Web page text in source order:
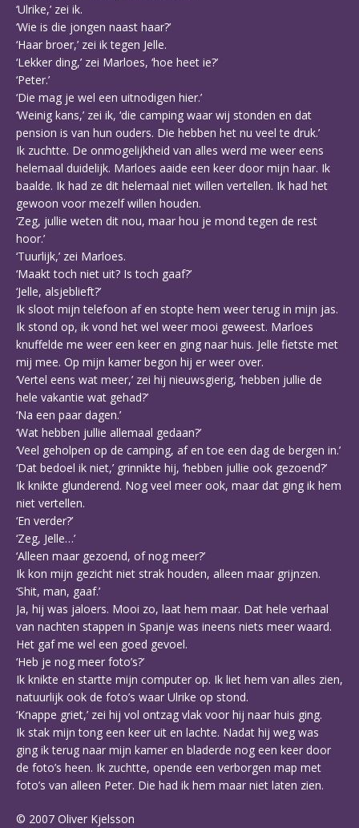
‘Ulrike,’ zei ik.
‘Wie is die jongen naast haar?’
‘Haar broer,’ zei ik tegen Jelle.
‘Lekker ding,’ zei Marloes, ‘hoe heet ie?’
‘Peter.’
‘Die mag je wel een uitnodigen hier.’
‘Weinig kans,’ zei ik, ‘die camping waar wij stonden en dat
pension is van hun ouders. Die hebben het nu veel te druk.’
Ik zuchtte. De onmogelijkheid van alles werd me weer eens
helemaal duidelijk. Marloes aaide een keer door mijn haar. Ik
baalde. Ik had ze dit helemaal niet willen vertellen. Ik had het
gewoon voor mezelf willen houden.
‘Zeg, jullie weten dit nou, maar hou je mond tegen de rest
hoor.’
‘Tuurlijk,’ zei Marloes.
‘Maakt toch niet uit? Is toch gaaf?’
‘Jelle, alsjeblieft?’
Ik sloot mijn telefoon af en stopte hem weer terug in mijn jas.
Ik stond op, ik vond het wel weer mooi geweest. Marloes
knuffelde me weer een keer en ging naar huis. Jelle fietste met
mij mee. Op mijn kamer begon hij er weer over.
‘Vertel eens wat meer,’ zei hij nieuwsgierig, ‘hebben jullie de
hele vakantie wat gehad?’
‘Na een paar dagen.’
‘Wat hebben jullie allemaal gedaan?’
‘Veel geholpen op de camping, af en toe een dag de bergen in.’
‘Dat bedoel ik niet,’ grinnikte hij, ‘hebben jullie ook gezoend?’
Ik knikte glunderend. Nog veel meer ook, maar dat ging ik hem
niet vertellen.
‘En verder?’
‘Zeg, Jelle…’
‘Alleen maar gezoend, of nog meer?’
Ik kon mijn gezicht niet strak houden, alleen maar grijnzen.
‘Shit, man, gaaf.’
Ja, hij was jaloers. Mooi zo, laat hem maar. Dat hele verhaal
van nachten stappen in Spanje was ineens niets meer waard.
Het gaf me wel een goed gevoel.
‘Heb je nog meer foto’s?’
Ik knikte en startte mijn computer op. Ik liet hem van alles zien,
natuurlijk ook de foto’s waar Ulrike op stond.
‘Knappe griet,’ zei hij vol ontzag vlak voor hij naar huis ging.
Ik stak mijn tong een keer uit en lachte. Nadat hij weg was
ging ik terug naar mijn kamer en bladerde nog een keer door
de foto’s heen. Ik zuchtte, opende een verborgen map met
foto’s van alleen Peter. Die had ik hem maar niet laten zien.
© 2007 Oliver Kjelsson